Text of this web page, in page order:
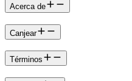
Acerca de
Canjear
Términos